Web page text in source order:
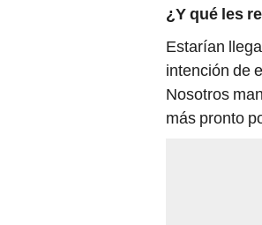
¿Y qué les
Estarían
intención de
Nosotros
más pronto